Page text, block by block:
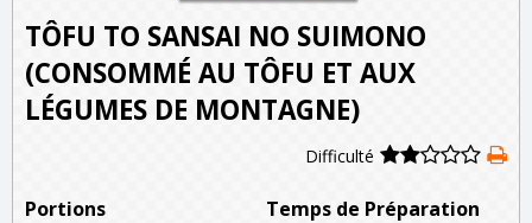
TÔFU TO SANSAI NO SUIMONO
(CONSOMMÉ AU TÔFU ET AUX
LÉGUMES DE MONTAGNE)
Difficulté
Portions
Temps de Préparation